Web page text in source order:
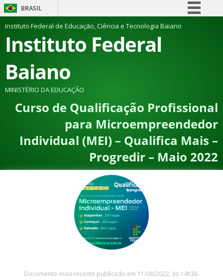
BRASIL
Simplifique!
Comunica BR
Canais
Instituto Federal de Educação, Ciência e Tecnologia Baiano
Instituto Federal
Baiano
MINISTÉRIO DA EDUCAÇÃO
Curso de Qualificação Profissional
para Microempreendedor
Individual (MEI) – Qualifica Mais –
Progredir – Maio 2022
Documento mais recente publicado em 11/08/2022, às 14h38.